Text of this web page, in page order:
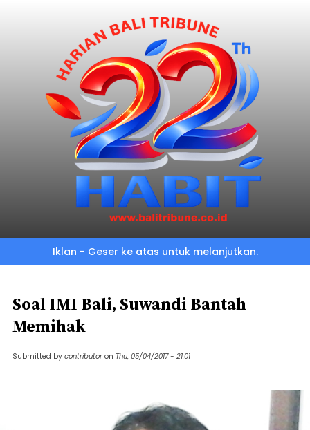
Iklan - Geser ke atas untuk melanjutkan.
Soal IMI Bali, Suwandi Bantah
Memihak
Submitted by contributor on Thu, 05/04/2017 - 21:01